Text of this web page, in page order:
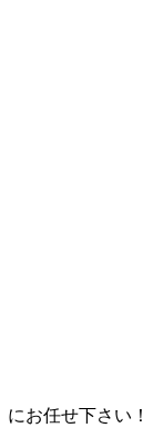
にお任せ下さい！